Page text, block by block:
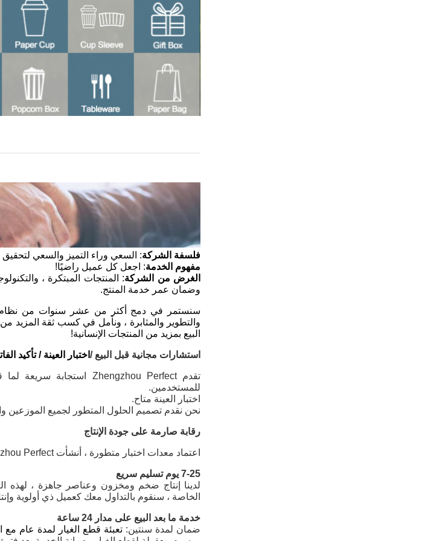
فلسفة الشركة: السعي وراء التميز والسعي لتحقيق
مفهوم الخدمة: اجعل كل عميل راضيًا!
الغرض من الشركة: المنتجات المبتكرة ،
وضمان عمر خدمة المنتج.
سنستمر في دمج أكثر من عشر سنوات من نظام
والتطوير والمثابرة ، ونأمل في كسب ثقة المزيد
البيع بمزيد من المنتجات الإنسانية!
استشارات مجانية قبل البيع / اختبار العينة / تأكيد
للمستخدمين.
اختبار العينة متاح.
نحن نقدم تصميم الحلول المتطور لجميع الموزعين
رقابة صارمة على جودة الإنتاج
اعتماد معدات اختبار متطورة ، أنشأت Zhengzhou Perfect نظامًا كاملاً وصارمًا لمراقبة الجودة ، والذي يضمن الجودة الممتازة لآلاتنا.
7-25 يوم تسليم سريع
الخاصة ، سنقوم بالتداول معك كعميل ذي أولوية
خدمة ما بعد البيع على مدار 24 ساعة
ضمان لمدة سنتين: تعبئة قطع الغيار لمدة عام